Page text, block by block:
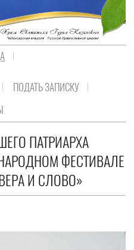
ПОДАТЬ ЗАПИСКУ
ПАТРИАРХА
ФЕСТИВАЛЕ
И СЛОВО»